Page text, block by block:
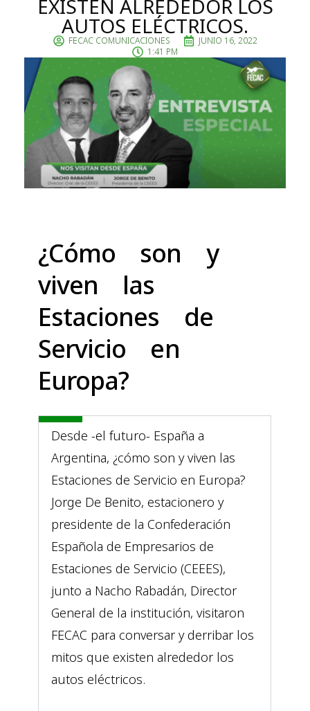
EXISTEN ALREDEDOR LOS
AUTOS ELÉCTRICOS.
FECAC COMUNICACIONES
JUNIO 16, 2022
1:41 PM
¿Cómo son y
viven las
Estaciones de
Servicio en
Europa?
Desde -el futuro- España a
Argentina, ¿cómo son y viven las
Estaciones de Servicio en Europa?
Jorge De Benito, estacionero y
presidente de la Confederación
Española de Empresarios de
Estaciones de Servicio (CEEES),
junto a Nacho Rabadán, Director
General de la institución, visitaron
FECAC para conversar y derribar los
mitos que existen alrededor los
autos eléctricos.